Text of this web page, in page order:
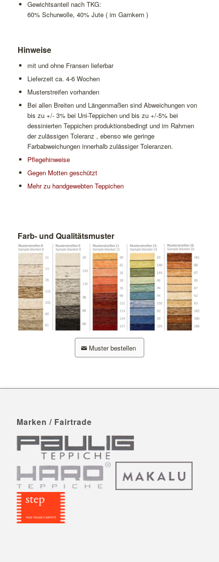
Gewichtsanteil nach TKG:
60% Schurwolle, 40% Jute ( im Garnkern )
Hinweise
mit und ohne Fransen lieferbar
Lieferzeit ca. 4-6 Wochen
Musterstreifen vorhanden
Bei allen Breiten und Längenmaßen sind Abweichungen von
bis zu +/- 3% bei Uni-Teppichen und bis zu +/-5% bei
dessinierten Teppichen produktionsbedingt und im Rahmen
der zulässigen Toleranz , ebenso wie geringe
Farbabweichungen innerhalb zulässiger Toleranzen.
Pflegehinweise
Gegen Motten geschützt
Mehr zu handgewebten Teppichen
Farb- und Qualitätsmuster
Muster bestellen
Marken / Fairtrade